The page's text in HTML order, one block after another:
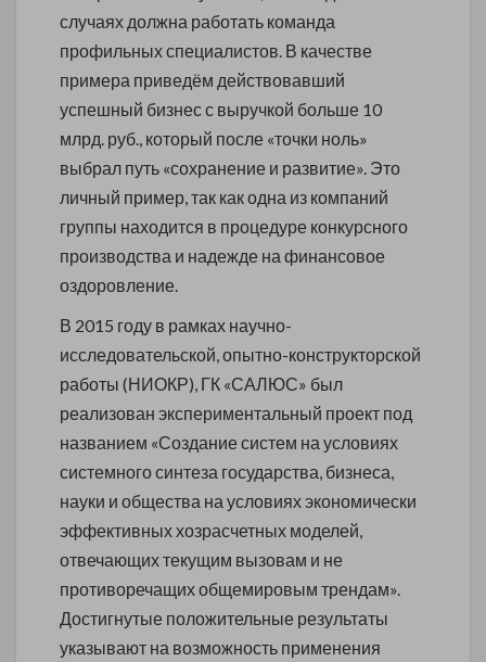
случаях должна работать команда
профильных специалистов. В качестве
примера приведём действовавший
успешный бизнес с выручкой больше 10
млрд. руб., который после «точки ноль»
выбрал путь «сохранение и развитие». Это
личный пример, так как одна из компаний
группы находится в процедуре конкурсного
производства и надежде на финансовое
оздоровление.
В 2015 году в рамках научно-
исследовательской, опытно-конструкторской
работы (НИОКР), ГК «САЛЮС» был
реализован экспериментальный проект под
названием «Создание систем на условиях
системного синтеза государства, бизнеса,
науки и общества на условиях экономически
эффективных хозрасчетных моделей,
отвечающих текущим вызовам и не
противоречащих общемировым трендам».
Достигнутые положительные результаты
указывают на возможность применения